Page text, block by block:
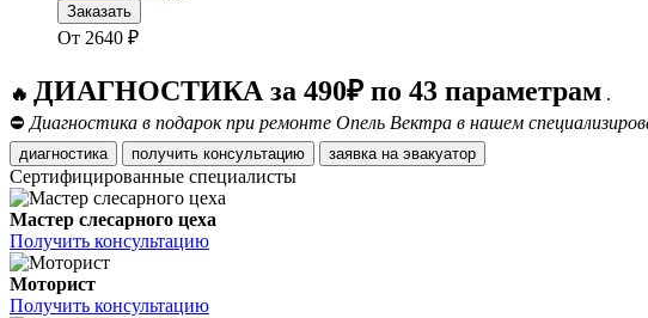
Заказать
От 2640 ₽
🔥 ДИАГНОСТИКА за 490₽ по 43 параметрам .
⛔ Диагностика в подарок при ремонте Опель Вектра в нашем
диагностика получить консультацию заявка на эвакуатор
Сертифицированные специалисты
Мастер слесарного цеха
Получить консультацию
Моторист
Получить консультацию